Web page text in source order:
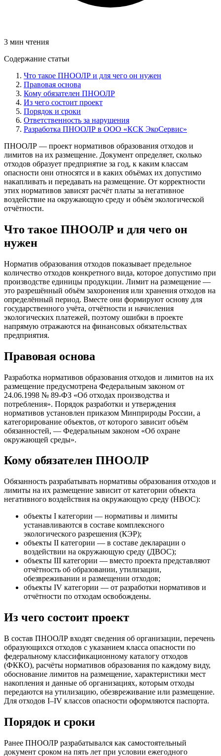
3 мин чтения
Содержание статьи
Что такое ПНООЛР и для чего он нужен
Правовая основа
Кому обязателен ПНООЛР
Из чего состоит проект
Порядок и сроки
Ответственность за нарушения
Разработка ПНООЛР в ООО «КСК ЭкоСервис»
ПНООЛР — проект нормативов образования отходов и
лимитов на их размещение. Документ определяет, сколько
отходов образует предприятие за год, к каким классам
опасности они относятся и в каких объёмах их допустимо
накапливать и передавать на размещение. От корректности
этих нормативов зависят расчёт платы за негативное
воздействие на окружающую среду и объём экологической
отчётности.
Что такое ПНООЛР и для чего он
нужен
Норматив образования отходов показывает предельное
количество отходов конкретного вида, которое допустимо при
производстве единицы продукции. Лимит на размещение —
это разрешённый объём захоронения или хранения отходов на
определённый период. Вместе они формируют основу для
государственного учёта, отчётности и начисления
экологических платежей, поэтому ошибки в проекте
напрямую отражаются на финансовых обязательствах
предприятия.
Правовая основа
Разработка нормативов образования отходов и лимитов на их
размещение предусмотрена Федеральным законом от
24.06.1998 № 89-ФЗ «Об отходах производства и
потребления». Порядок разработки и утверждения
нормативов установлен приказом Минприроды России, а
категорирование объектов, от которого зависит объём
обязанностей, — Федеральным законом «Об охране
окружающей среды».
Кому обязателен ПНООЛР
Обязанность разрабатывать нормативы образования отходов и
лимиты на их размещение зависит от категории объекта
негативного воздействия на окружающую среду (НВОС):
объекты I категории — нормативы и лимиты
устанавливаются в составе комплексного
экологического разрешения (КЭР);
объекты II категории — в составе декларации о
воздействии на окружающую среду (ДВОС);
объекты III категории — вместо проекта представляют
отчётность об образовании, утилизации,
обезвреживании и размещении отходов;
объекты IV категории — от разработки нормативов и
отчётности по отходам освобождены.
Из чего состоит проект
В состав ПНООЛР входят сведения об организации, перечень
образующихся отходов с указанием класса опасности по
федеральному классификационному каталогу отходов
(ФККО), расчёты нормативов образования по каждому виду,
обоснование лимитов на размещение, характеристики мест
накопления и данные об организациях, которым отходы
передаются на утилизацию, обезвреживание или размещение.
Для отходов I–IV классов опасности оформляются паспорта.
Порядок и сроки
Ранее ПНООЛР разрабатывался как самостоятельный
документ сроком на пять лет при условии ежегодного